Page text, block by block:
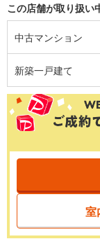
この店舗が取り扱い
中古マンション
新築一戸建て
室